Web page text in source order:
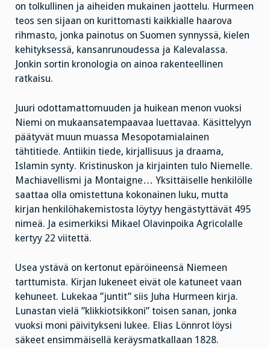
on tolkullinen ja aiheiden mukainen jaottelu. Hurmeen
teos sen sijaan on kurittomasti kaikkialle haarova
rihmasto, jonka painotus on Suomen synnyssä, kielen
kehityksessä, kansanrunoudessa ja Kalevalassa.
Jonkin sortin kronologia on ainoa rakenteellinen
ratkaisu.
Juuri odottamattomuuden ja huikean menon vuoksi
Niemi on mukaansatempaavaa luettavaa. Käsittelyyn
päätyvät muun muassa Mesopotamialainen
tähtitiede. Antiikin tiede, kirjallisuus ja draama,
Islamin synty. Kristinuskon ja kirjainten tulo Niemelle.
Machiavellismi ja Montaigne… Yksittäiselle henkilölle
saattaa olla omistettuna kokonainen luku, mutta
kirjan henkilöhakemistosta löytyy hengästyttävät 495
nimeä. Ja esimerkiksi Mikael Olavinpoika Agricolalle
kertyy 22 viitettä.
Usea ystävä on kertonut epäröineensä Niemeen
tarttumista. Kirjan lukeneet eivät ole katuneet vaan
kehuneet. Lukekaa ”juntit” siis Juha Hurmeen kirja.
Lunastan vielä ”klikkiotsikkoni” toisen sanan, jonka
vuoksi moni päivitykseni lukee. Elias Lönnrot löysi
säkeet ensimmäisellä keräysmatkallaan 1828.